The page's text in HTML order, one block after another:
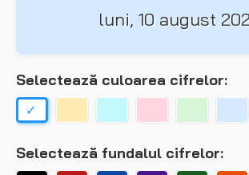
luni, 10 august
Selectează culoarea cifrelor:
Selectează fundalul cifrelor: